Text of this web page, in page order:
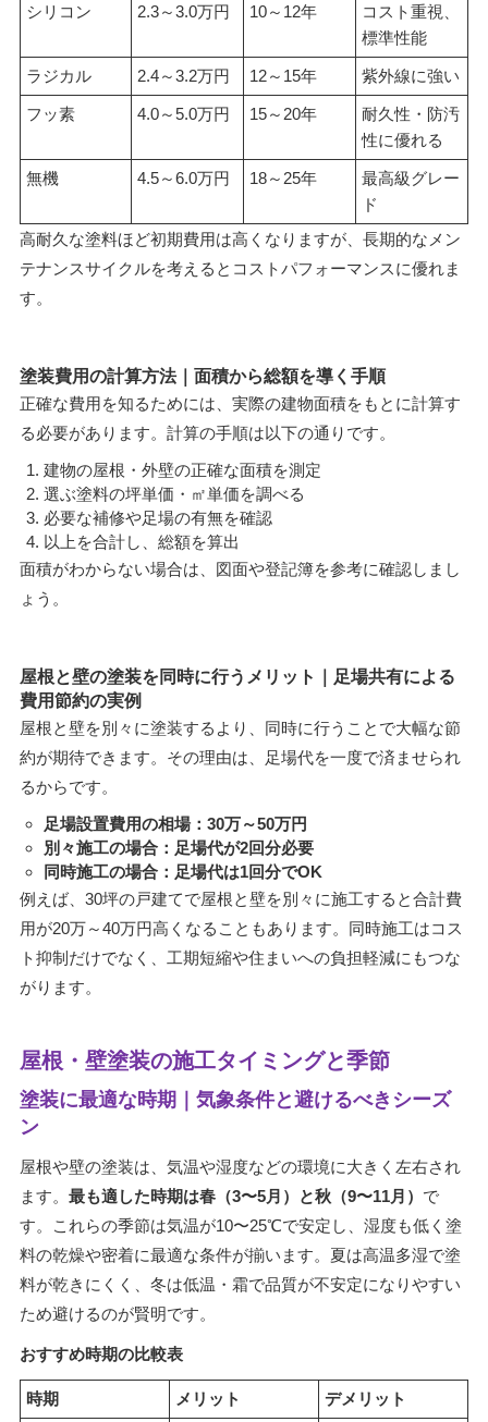
シリコン 2.3～3.0万円 10～12年
コスト重視、
標準性能
ラジカル 2.4～3.2万円 12～15年 紫外線に強い
フッ素 4.0～5.0万円 15～20年
耐久性・防汚
性に優れる
無機 4.5～6.0万円 18～25年
最高級グレー
ド
高耐久な塗料ほど初期費用は高くなりますが、長期的なメン
テナンスサイクルを考えるとコストパフォーマンスに優れま
す。
塗装費用の計算方法｜面積から総額を導く手順
正確な費用を知るためには、実際の建物面積をもとに計算す
る必要があります。計算の手順は以下の通りです。
建物の屋根・外壁の正確な面積を測定
選ぶ塗料の坪単価・㎡単価を調べる
必要な補修や足場の有無を確認
以上を合計し、総額を算出
面積がわからない場合は、図面や登記簿を参考に確認しまし
ょう。
屋根と壁の塗装を同時に行うメリット｜足場共有による
費用節約の実例
屋根と壁を別々に塗装するより、同時に行うことで大幅な節
約が期待できます。その理由は、足場代を一度で済ませられ
るからです。
足場設置費用の相場：30万～50万円
別々施工の場合：足場代が2回分必要
同時施工の場合：足場代は1回分でOK
例えば、30坪の戸建てで屋根と壁を別々に施工すると合計費
用が20万～40万円高くなることもあります。同時施工はコス
ト抑制だけでなく、工期短縮や住まいへの負担軽減にもつな
がります。
屋根・壁塗装の施工タイミングと季節
塗装に最適な時期｜気象条件と避けるべきシーズ
ン
屋根や壁の塗装は、気温や湿度などの環境に大きく左右され
ます。 最も適した時期は春（3〜5月）と秋（9〜11月） で
す。これらの季節は気温が10〜25℃で安定し、湿度も低く塗
料の乾燥や密着に最適な条件が揃います。夏は高温多湿で塗
料が乾きにくく、冬は低温・霜で品質が不安定になりやすい
ため避けるのが賢明です。
おすすめ時期の比較表
時期 メリット デメリット